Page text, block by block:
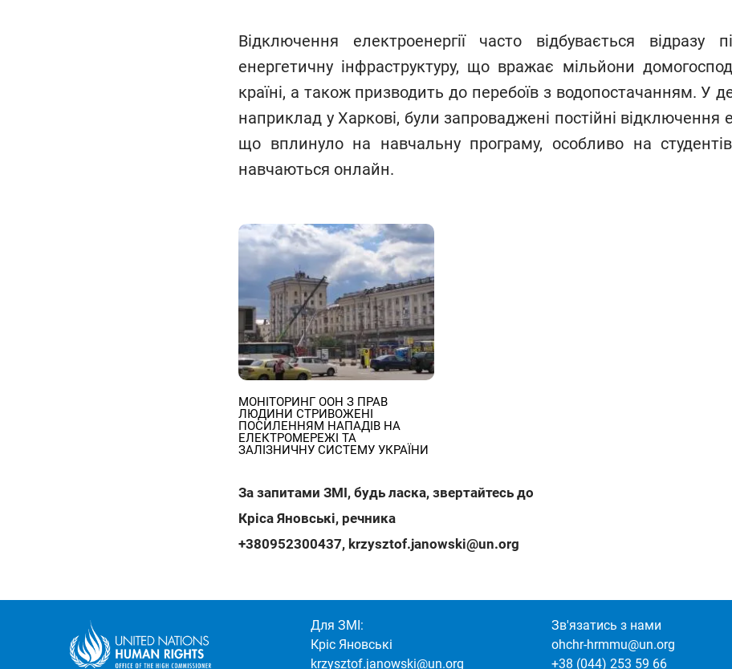
Відключення електроенергії часто відбувається відразу
енергетичну інфраструктуру, що вражає мільйони
країні, а також призводить до перебоїв з водопостачанням. У
наприклад у Харкові, були запроваджені постійні відключення
що вплинуло на навчальну програму, особливо на
навчаються онлайн.
МОНІТОРИНГ ООН З ПРАВ
ЛЮДИНИ СТРИВОЖЕНІ
ПОСИЛЕННЯМ НАПАДІВ НА
ЕЛЕКТРОМЕРЕЖІ ТА
ЗАЛІЗНИЧНУ СИСТЕМУ УКРАЇНИ
За запитами ЗМІ, будь ласка, звертайтесь до
Кріса Яновські, речника
+380952300437, krzysztof.janowski@un.org
Для ЗМІ:
Кріс Яновські
krzysztof.janowski@un.org
Зв'язатись з нами
ohchr-hrmmu@un.org
+38 (044) 253 59 66